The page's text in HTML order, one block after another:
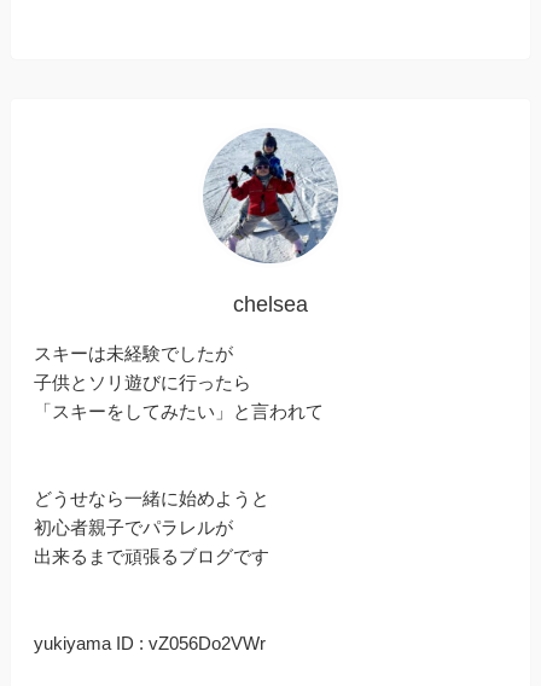
chelsea
スキーは未経験でしたが
子供とソリ遊びに行ったら
「スキーをしてみたい」と言われて
どうせなら一緒に始めようと
初心者親子でパラレルが
出来るまで頑張るブログです
yukiyama ID : vZ056Do2VWr